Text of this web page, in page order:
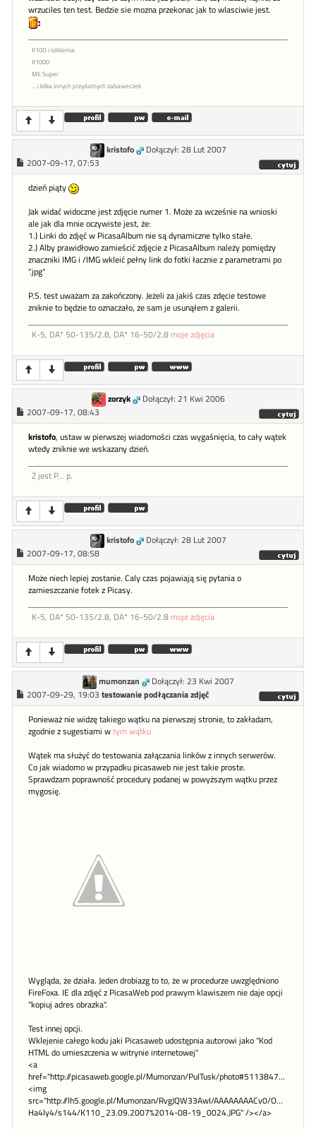
wrzuciles ten test. Bedzie sie mozna przekonac jak to wlasciwie jest.
K10D i szklarnia
K1000
ME Super
... i kilka innych przydatnych zabaweczek
kristofo
Dołączył: 28 Lut 2007
2007-09-17, 07:53
dzień piąty
Jak widać widoczne jest zdjęcie numer 1. Może za wcześnie na wnioski
ale jak dla mnie oczywiste jest, że:
1.) Linki do zdjęć w PicasaAlbum nie są dynamiczne tylko stałe.
2.) Alby prawidłowo zamieścić zdjęcie z PicasaAlbum należy pomiędzy
znaczniki IMG i /IMG wkleić pełny link do fotki łacznie z parametrami po
".jpg"
P.S. test uważam za zakończony. Jeżeli za jakiś czas zdęcie testowe
zniknie to będzie to oznaczało, że sam je usunąłem z galerii.
K-5, DA* 50-135/2.8, DA* 16-50/2.8 moje zdjęcia
zorzyk
Dołączył: 21 Kwi 2006
2007-09-17, 08:43
kristofo, ustaw w pierwszej wiadomości czas wygaśnięcia, to cały wątek
wtedy zniknie we wskazany dzień.
Ż jest P... p.
kristofo
Dołączył: 28 Lut 2007
2007-09-17, 08:58
Może niech lepiej zostanie. Caly czas pojawiają się pytania o
zamieszczanie fotek z Picasy.
K-5, DA* 50-135/2.8, DA* 16-50/2.8 moje zdjęcia
mumonzan
Dołączył: 23 Kwi 2007
2007-09-29, 19:03 testowanie podłączania zdjęć
Ponieważ nie widzę takiego wątku na pierwszej stronie, to zakładam,
zgodnie z sugestiami wtym wątku
Wątek ma służyć do testowania załączania linków z innych serwerów.
Co jak wiadomo w przypadku picasaweb nie jest takie proste.
Sprawdzam poprawność procedury podanej w powyższym wątku przez
mygosię.
Wygląda, że działa. Jeden drobiazg to to, że w procedurze uwzględniono
FireFoxa. IE dla zdjęć z PicasaWeb pod prawym klawiszem nie daje opcji
"kopiuj adres obrazka".
Test innej opcji.
Wklejenie całego kodu jaki Picasaweb udostępnia autorowi jako "Kod
HTML do umieszczenia w witrynie internetowej"
<a
href="http://picasaweb.google.pl/Mumonzan/PulTusk/
<img
src="http://lh5.google.pl/Mumonzan/RvgJQW33AwI/AAAAAAAACv0/OUu5-
Ha4ly4/s144/K110_23.09.2007%2014-08-19_0024.JPG" /></a>